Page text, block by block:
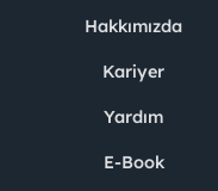
Hakkımızda
Kariyer
Yardım
E-Book